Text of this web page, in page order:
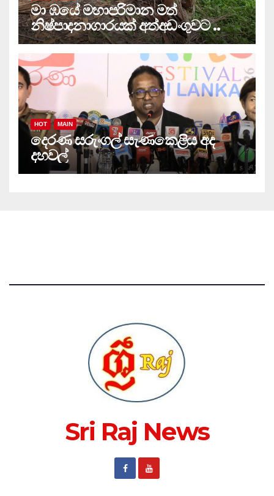
මා ඹයේ මහාපරිමාන මත්
නිෂ්පාදනාගාරයක් අත්අඩංගුවට ..
HOT MAIN
දෙරණ සරුංගල් සැණකෙළිය අද
දහවල්
Sri Raj News